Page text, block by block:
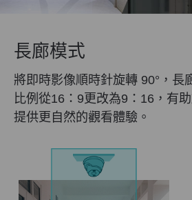
長廊模式
將即時影像順時針旋轉 90°，長
比例從16：9更改為9：16，有
提供更自然的觀看體驗。